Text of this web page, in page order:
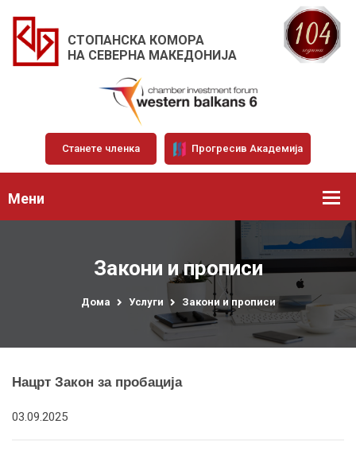
СТОПАНСКА КОМОРА
НА СЕВЕРНА МАКЕДОНИЈА
Станете членка Прогресив Академија
Мени
Закони и прописи
Дома Услуги Закони и прописи
Нацрт Закон за пробација
03.09.2025